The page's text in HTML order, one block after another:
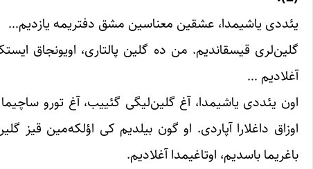
یئددی یاشیمدا، عشقین معناسین مشق دفتریمه یازدیم…
گلین‌لری قیسقاندیم. من ده گلین پالتاری، اویونجاق
آغلادیم …
اون یئددی یاشیمدا، آغ گلین‌لیگی گئییب، آغ تورو
اوزاق داغلارا آپاردی. او گون بیلدیم کی اؤلکه‌مین قیز
باغریما باسدیم، اوتاغیمدا آغلادیم.